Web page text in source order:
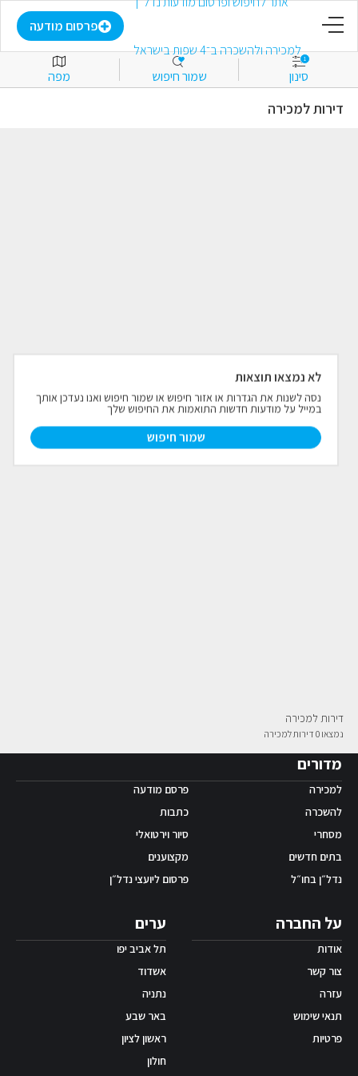
פרסום מודעה
פרסום מודעה
מסחרי
פרויקטים חדשים
נדל"ן בחו"ל
אפליקציית ‫Android
1
סינון שמור חיפוש מפה
דירות למכירה
לא נמצאו תוצאות
נסה לשנות את הגדרות או אזור חיפוש או שמור חיפוש ואנו נעדכן אותך
במייל על מודעות חדשות התואמות את החיפוש שלך
שמור חיפוש
דירות למכירה
נמצאו 0 דירות למכירה
מדורים
למכירה
להשכרה
מסחרי
בתים חדשים
נדל״ן בחו״ל
פרסם מודעה
כתבות
סיור וירטואלי
מקצוענים
פרסום ליועצי נדל״ן
ערים
תל אביב יפו
אשדוד
נתניה
באר שבע
ראשון לציון
חולון
על החברה
אודות
צור קשר
עזרה
תנאי שימוש
פרטיות